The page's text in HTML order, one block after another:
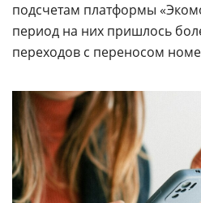
подсчетам платформы
период на них пришлось
переходов с переносом